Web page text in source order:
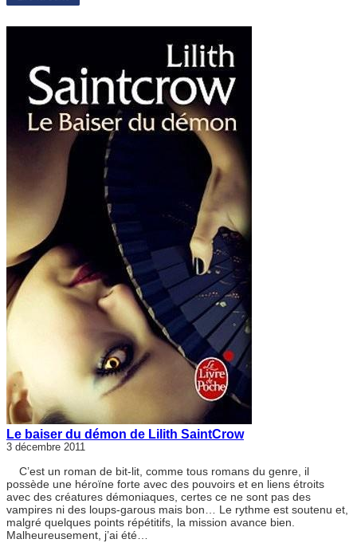
Le baiser du démon de Lilith SaintCrow
3 décembre 2011
C’est un roman de bit-lit, comme tous romans du genre, il
possède une héroïne forte avec des pouvoirs et en liens étroits
avec des créatures démoniaques, certes ce ne sont pas des
vampires ni des loups-garous mais bon… Le rythme est soutenu et,
malgré quelques points répétitifs, la mission avance bien.
Malheureusement, j’ai été…